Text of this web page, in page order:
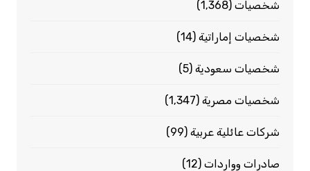
شخصيات(1٬368)
شخصيات إماراتية(14)
شخصيات سعودية(5)
شخصيات مصرية(1٬347)
شركات عائلية عربية(99)
صادرات وواردات(12)